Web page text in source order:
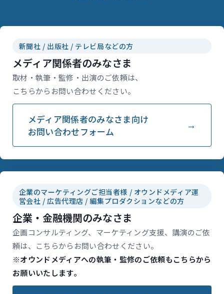
新聞社 / 出版社 / テレビ局などの方
メディア関係者のみなさま
取材・執筆・監修・出演のご依頼は、
こちらからお問い合わせください。
メディア関係者のみなさま向け
お問い合わせフォーム
企業のマーケティングご担当者様 / オウンドメディア運
営会社 / 広告代理店 / 編集プロダクションなどの方
企業・金融機関のみなさま
企画コンサルティング、マーケティング支援、講演のご依
頼は、こちらからお問い合わせください。
※オウンドメディアへの執筆・監修のご依頼もこちらから
お願いいたします。